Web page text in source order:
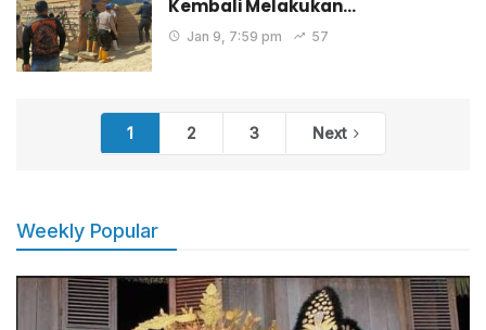
Kembali Melakukan…
Jan 9, 7:59 pm 57
1 2 3 Next
Weekly Popular